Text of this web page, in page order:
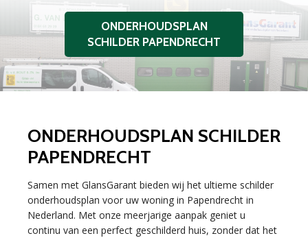
ONDERHOUDSPLAN
SCHILDER PAPENDRECHT
ONDERHOUDSPLAN SCHILDER
PAPENDRECHT
Samen met GlansGarant bieden wij het ultieme schilder
onderhoudsplan voor uw woning in Papendrecht in
Nederland. Met onze meerjarige aanpak geniet u
continu van een perfect geschilderd huis, zonder dat het